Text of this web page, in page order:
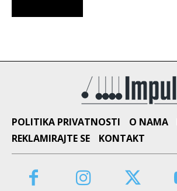
POLITIKA PRIVATNOSTI O NAMA
REKLAMIRAJTE SE
KONTAKT